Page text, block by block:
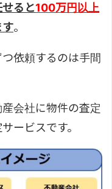
ると100万円以上
す。
依頼するのは手間
会社に物件の査定
ービスです。